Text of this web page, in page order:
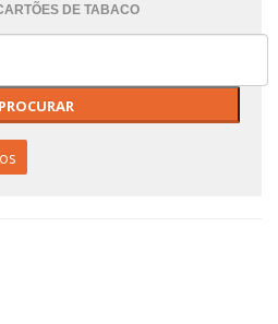
DE TABACO